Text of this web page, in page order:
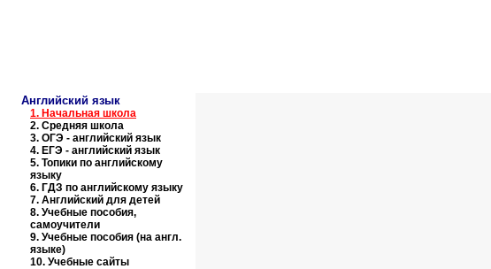
Английский язык
1. Начальная школа
2. Средняя школа
3. ОГЭ - английский язык
4. ЕГЭ - английский язык
5. Топики по английскому
языку
6. ГДЗ по английскому языку
7. Английский для детей
8. Учебные пособия,
самоучители
9. Учебные пособия (на англ.
языке)
10. Учебные сайты